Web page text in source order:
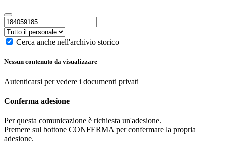
Cerca anche nell'archivio storico
Nessun contenuto da visualizzare
Autenticarsi per vedere i documenti privati
Conferma adesione
Per questa comunicazione è richiesta un'adesione.
Premere sul bottone CONFERMA per confermare la propria
adesione.